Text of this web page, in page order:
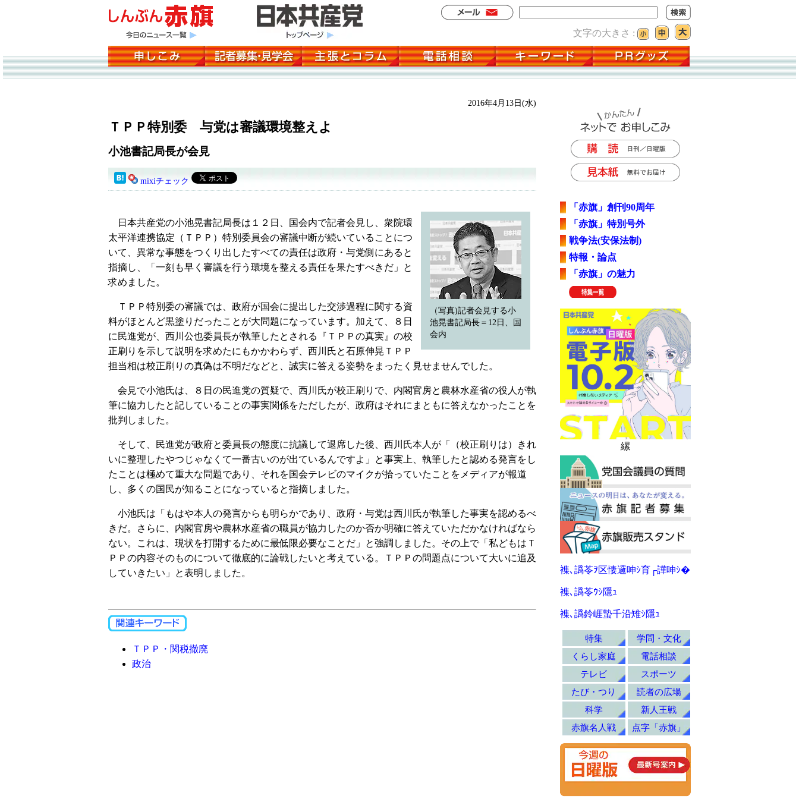
文字の大きさ :
2016年4月13日(水)
ＴＰＰ特別委 与党は審議環境整えよ
小池書記局長が会見
mixiチェック
（写真)記者会見する小
池晃書記局長＝12日、国
会内
日本共産党の小池晃書記局長は１２日、国会内で記者会見し、衆院環
太平洋連携協定（ＴＰＰ）特別委員会の審議中断が続いていることにつ
いて、異常な事態をつくり出したすべての責任は政府・与党側にあると
指摘し、「一刻も早く審議を行う環境を整える責任を果たすべきだ」と
求めました。
ＴＰＰ特別委の審議では、政府が国会に提出した交渉過程に関する資
料がほとんど黒塗りだったことが大問題になっています。加えて、８日
に民進党が、西川公也委員長が執筆したとされる『ＴＰＰの真実』の校
正刷りを示して説明を求めたにもかかわらず、西川氏と石原伸晃ＴＰＰ
担当相は校正刷りの真偽は不明だなどと、誠実に答える姿勢をまったく見せませんでした。
会見で小池氏は、８日の民進党の質疑で、西川氏が校正刷りで、内閣官房と農林水産省の役人が執
筆に協力したと記していることの事実関係をただしたが、政府はそれにまともに答えなかったことを
批判しました。
そして、民進党が政府と委員長の態度に抗議して退席した後、西川氏本人が「（校正刷りは）きれ
いに整理したやつじゃなくて一番古いのが出ているんですよ」と事実上、執筆したと認める発言をし
たことは極めて重大な問題であり、それを国会テレビのマイクが拾っていたことをメディアが報道
し、多くの国民が知ることになっていると指摘しました。
小池氏は「もはや本人の発言からも明らかであり、政府・与党は西川氏が執筆した事実を認めるべ
きだ。さらに、内閣官房や農林水産省の職員が協力したのか否か明確に答えていただかなければなら
ない。これは、現状を打開するために最低限必要なことだ」と強調しました。その上で「私どもはＴ
ＰＰの内容そのものについて徹底的に論戦したいと考えている。ＴＰＰの問題点について大いに追及
していきたい」と表明しました。
ＴＰＰ・関税撤廃
政治
「赤旗」創刊90周年
「赤旗」特別号外
戦争法(安保法制)
特報・論点
「赤旗」の魅力
縲
襍､譌苓ｦ区悽邏呻ｼ育┌譁呻ｼ�
襍､譌苓ｳｼ隱ｭ
襍､譌鈴崕蟄千沿雉ｼ隱ｭ
特集
学問・文化
くらし家庭
電話相談
テレビ
スポーツ
たび・つり
読者の広場
科学
新人王戦
赤旗名人戦
点字「赤旗」